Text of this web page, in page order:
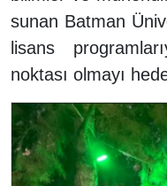
sunan Batman
lisans
noktası olmayı